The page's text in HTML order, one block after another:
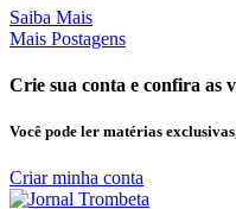
Saiba Mais
Mais Postagens
Crie sua conta e confira as
Você pode ler matérias
Criar minha conta